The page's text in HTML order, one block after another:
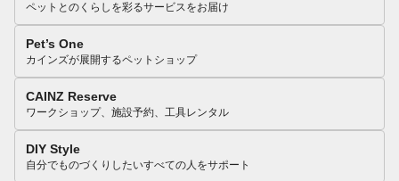
ペットとのくらしを彩るサービスをお届け
Pet’s One
カインズが展開するペットショップ
CAINZ Reserve
ワークショップ、施設予約、工具レンタル
DIY Style
自分でものづくりしたいすべての人をサポート